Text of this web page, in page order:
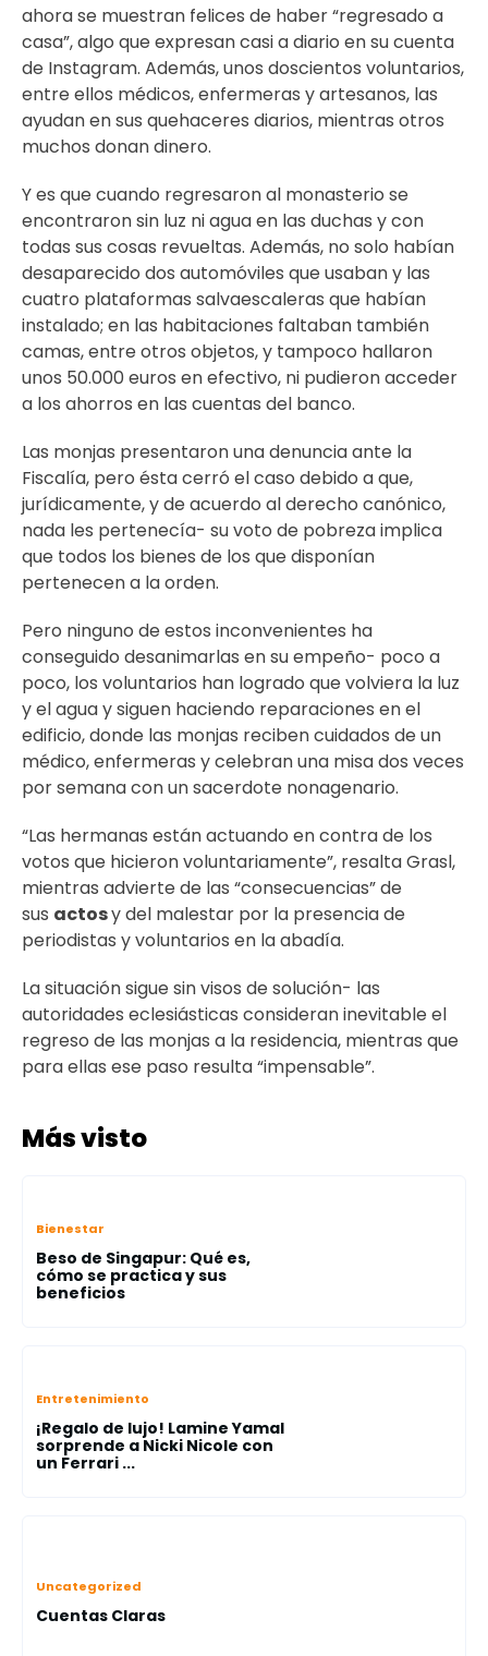
ahora se muestran felices de haber “regresado a
casa”, algo que expresan casi a diario en su cuenta
de Instagram. Además, unos doscientos voluntarios,
entre ellos médicos, enfermeras y artesanos, las
ayudan en sus quehaceres diarios, mientras otros
muchos donan dinero.
Y es que cuando regresaron al monasterio se
encontraron sin luz ni agua en las duchas y con
todas sus cosas revueltas. Además, no solo habían
desaparecido dos automóviles que usaban y las
cuatro plataformas salvaescaleras que habían
instalado; en las habitaciones faltaban también
camas, entre otros objetos, y tampoco hallaron
unos 50.000 euros en efectivo, ni pudieron acceder
a los ahorros en las cuentas del banco.
Las monjas presentaron una denuncia ante la
Fiscalía, pero ésta cerró el caso debido a que,
jurídicamente, y de acuerdo al derecho canónico,
nada les pertenecía- su voto de pobreza implica
que todos los bienes de los que disponían
pertenecen a la orden.
Pero ninguno de estos inconvenientes ha
conseguido desanimarlas en su empeño- poco a
poco, los voluntarios han logrado que volviera la luz
y el agua y siguen haciendo reparaciones en el
edificio, donde las monjas reciben cuidados de un
médico, enfermeras y celebran una misa dos veces
por semana con un sacerdote nonagenario.
“Las hermanas están actuando en contra de los
votos que hicieron voluntariamente”, resalta Grasl,
mientras advierte de las “consecuencias” de
sus actosy del malestar por la presencia de
periodistas y voluntarios en la abadía.
La situación sigue sin visos de solución- las
autoridades eclesiásticas consideran inevitable el
regreso de las monjas a la residencia, mientras que
para ellas ese paso resulta “impensable”.
Más visto
Bienestar
Beso de Singapur: Qué es,
cómo se practica y sus
beneficios
Entretenimiento
¡Regalo de lujo! Lamine Yamal
sorprende a Nicki Nicole con
un Ferrari ...
Uncategorized
Cuentas Claras